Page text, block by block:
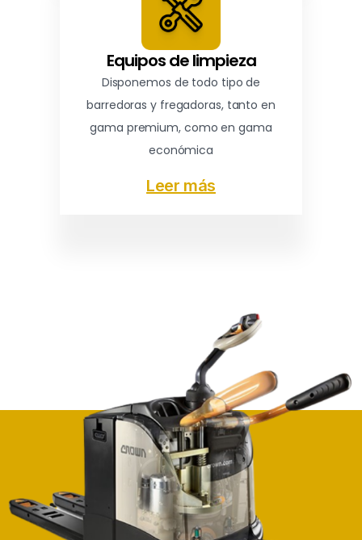
Equipos de limpieza
Disponemos de todo tipo de
barredoras y fregadoras, tanto en
gama premium, como en gama
económica
Leer más